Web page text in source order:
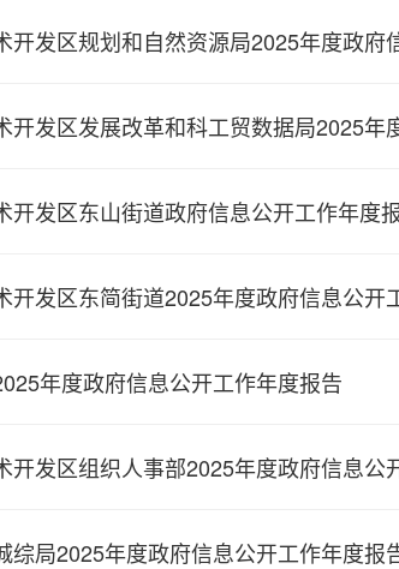
开发区规划和自然资源局2025年度政府
开发区发展改革和科工贸数据局2025年
开发区东山街道政府信息公开工作年度
开发区东简街道2025年度政府信息公开
年度政府信息公开工作年度报告
开发区组织人事部2025年度政府信息公
综局2025年度政府信息公开工作年度报